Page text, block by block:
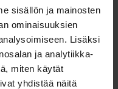
sisällön ja mainosten
ominaisuuksien
Lisäksi
ja analytiikka-
miten käytät
yhdistää näitä
tutkinnon
ja yleisen